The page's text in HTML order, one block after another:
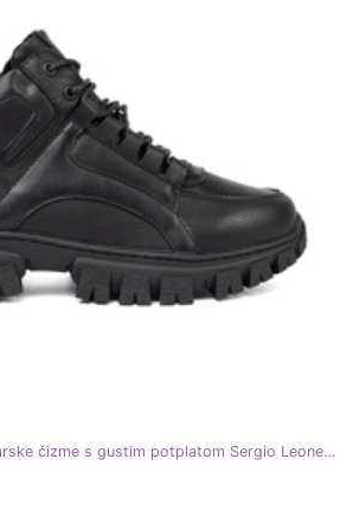
Crne čipke -Up planinarske čizme s gustim potplatom Sergio Leone crna